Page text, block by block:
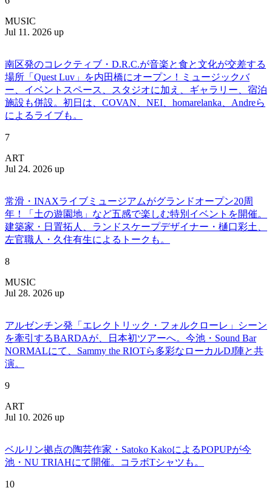
MUSIC
Jul 11. 2026 up
南区発のコレクティブ・D.R.C.が⾳楽と⾷と⽂化が交差する
場所「Quest Luv」を内田橋にオープン！ミュージックバ
ー、イベントスペース、スタジオに加え、ギャラリー、宿泊
施設も併設。初日は、COVAN、NEI、homarelanka、Andreら
によるライブも。
7
ART
Jul 24. 2026 up
常滑・INAXライブミュージアムがグランドオープン20周
年！「土の遊園地」など五感で楽しむ特別イベントを開催。
建築家・日置拓人、ランドスケープデザイナー・樋口彩土、
左官職人・久住有生によるトークも。
8
MUSIC
Jul 28. 2026 up
アルゼンチン発「エレクトリック・フォルクローレ」シーン
を牽引するBARDAが、日本初ツアーへ。今池・Sound Bar
NORMALにて、Sammy the RIOTら多彩なローカルDJ陣と共
演。
9
ART
Jul 10. 2026 up
ベルリン拠点の陶芸作家・Satoko KakoによるPOPUPが今
池・NU TRIAHにて開催。コラボTシャツも。
10